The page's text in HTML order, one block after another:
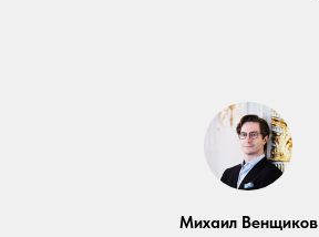
Михаил Венщиков